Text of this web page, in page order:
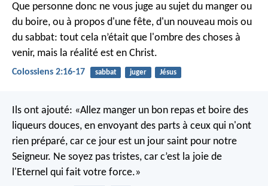
Que personne donc ne vous juge au sujet du manger ou
du boire, ou à propos d'une fête, d'un nouveau mois ou
du sabbat: tout cela n’était que l'ombre des choses à
venir, mais la réalité est en Christ.
Colossiens 2:16-17 sabbat juger Jésus
Ils ont ajouté: «Allez manger un bon repas et boire des
liqueurs douces, en envoyant des parts à ceux qui n'ont
rien préparé, car ce jour est un jour saint pour notre
Seigneur. Ne soyez pas tristes, car c’est la joie de
l'Eternel qui fait votre force.»